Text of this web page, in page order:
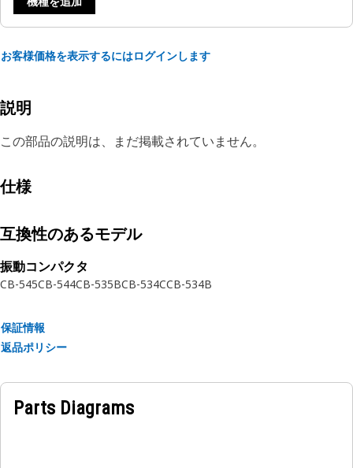
お客様価格を表示するにはログインします
説明
この部品の説明は、まだ掲載されていません。
仕様
互換性のあるモデル
振動コンパクタ
CB-545CB-544CB-535BCB-534CCB-534B
保証情報
返品ポリシー
Parts Diagrams